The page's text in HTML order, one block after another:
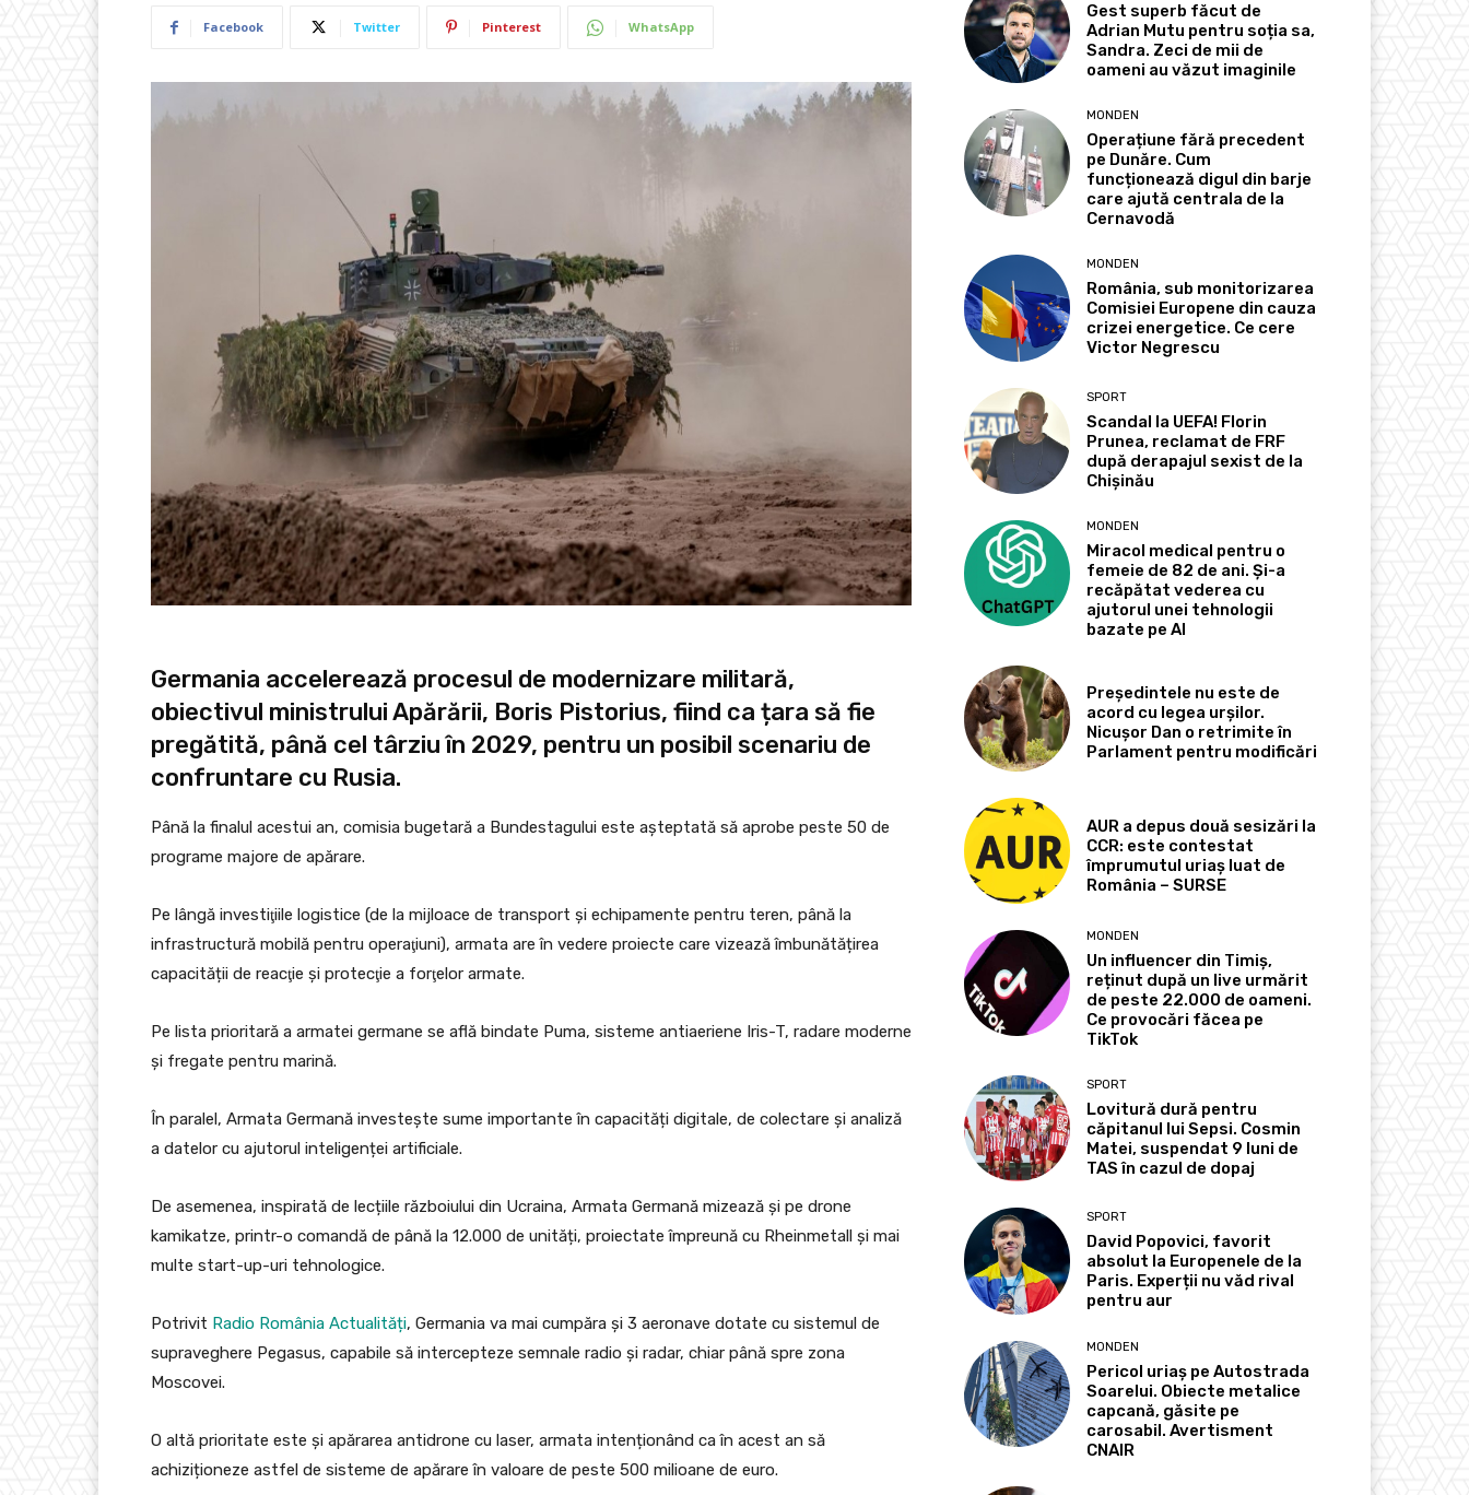
Facebook Twitter Pinterest WhatsApp
Germania accelerează procesul de modernizare militară,
obiectivul ministrului Apărării, Boris Pistorius, fiind ca țara să fie
pregătită, până cel târziu în 2029, pentru un posibil scenariu de
confruntare cu Rusia.
Până la finalul acestui an, comisia bugetară a Bundestagului este aşteptată să aprobe peste 50 de
programe majore de apărare.
Pe lângă investiţiile logistice (de la mijloace de transport şi echipamente pentru teren, până la
infrastructură mobilă pentru operaţiuni), armata are în vedere proiecte care vizează îmbunătățirea
capacității de reacţie şi protecţie a forţelor armate.
Pe lista prioritară a armatei germane se află bindate Puma, sisteme antiaeriene Iris-T, radare moderne
și fregate pentru marină.
În paralel, Armata Germană investește sume importante în capacități digitale, de colectare și analiză
a datelor cu ajutorul inteligenței artificiale.
De asemenea, inspirată de lecțiile războiului din Ucraina, Armata Germană mizează și pe drone
kamikatze, printr-o comandă de până la 12.000 de unități, proiectate împreună cu Rheinmetall și mai
multe start-up-uri tehnologice.
Potrivit Radio România Actualități, Germania va mai cumpăra și 3 aeronave dotate cu sistemul de
supraveghere Pegasus, capabile să intercepteze semnale radio și radar, chiar până spre zona
Moscovei.
O altă prioritate este și apărarea antidrone cu laser, armata intenționând ca în acest an să
achiziționeze astfel de sisteme de apărare în valoare de peste 500 milioane de euro.
Gest superb făcut de
Adrian Mutu pentru soția sa,
Sandra. Zeci de mii de
oameni au văzut imaginile
MONDEN
Operațiune fără precedent
pe Dunăre. Cum
funcționează digul din barje
care ajută centrala de la
Cernavodă
MONDEN
România, sub monitorizarea
Comisiei Europene din cauza
crizei energetice. Ce cere
Victor Negrescu
SPORT
Scandal la UEFA! Florin
Prunea, reclamat de FRF
după derapajul sexist de la
Chișinău
MONDEN
Miracol medical pentru o
femeie de 82 de ani. Și-a
recăpătat vederea cu
ajutorul unei tehnologii
bazate pe AI
Președintele nu este de
acord cu legea urșilor.
Nicușor Dan o retrimite în
Parlament pentru modificări
AUR a depus două sesizări la
CCR: este contestat
împrumutul uriaș luat de
România – SURSE
MONDEN
Un influencer din Timiș,
reținut după un live urmărit
de peste 22.000 de oameni.
Ce provocări făcea pe
TikTok
SPORT
Lovitură dură pentru
căpitanul lui Sepsi. Cosmin
Matei, suspendat 9 luni de
TAS în cazul de dopaj
SPORT
David Popovici, favorit
absolut la Europenele de la
Paris. Experții nu văd rival
pentru aur
MONDEN
Pericol uriaș pe Autostrada
Soarelui. Obiecte metalice
capcană, găsite pe
carosabil. Avertisment
CNAIR